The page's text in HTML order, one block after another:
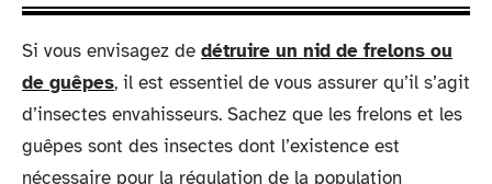
Si vous envisagez de détruire un nid de frelons ou
de guêpes, il est essentiel de vous assurer qu’il s’agit
d’insectes envahisseurs. Sachez que les frelons et les
guêpes sont des insectes dont l’existence est
nécessaire pour la régulation de la population